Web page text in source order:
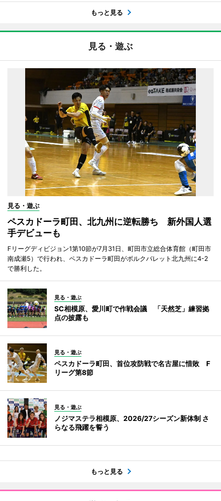
もっと見る
見る・遊ぶ
見る・遊ぶ
ペスカドーラ町田、北九州に逆転勝ち 新外国人選
手デビューも
Fリーグディビジョン1第10節が7月31日、町田市立総合体育館（町田市
南成瀬5）で行われ、ペスカドーラ町田がボルクバレット北九州に4-2
で勝利した。
見る・遊ぶ
SC相模原、愛川町で作戦会議 「天然芝」練習拠
点の披露も
見る・遊ぶ
ペスカドーラ町田、首位攻防戦で名古屋に惜敗 F
リーグ第8節
見る・遊ぶ
ノジマステラ相模原、2026/27シーズン新体制 さ
らなる飛躍を誓う
もっと見る